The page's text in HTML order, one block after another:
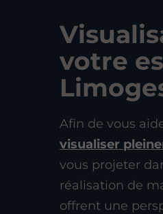
votre
Afin de vous
visualiser
vous projeter
réalisation de
offrent une